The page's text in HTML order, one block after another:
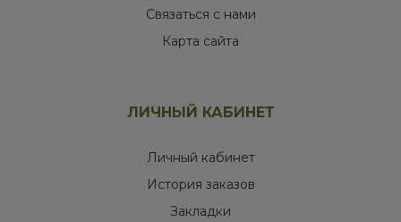
Связаться с нами
Карта сайта
ЛИЧНЫЙ КАБИНЕТ
Личный кабинет
История заказов
Закладки